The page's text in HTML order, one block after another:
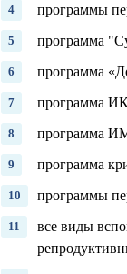
программы
программа
программа
программа
программа
программа
программы
все виды